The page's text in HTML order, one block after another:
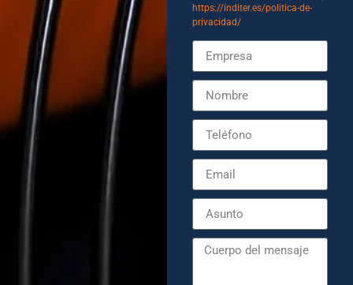
https://inditer.es/politica-de-
privacidad/